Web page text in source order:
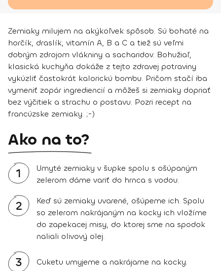
Zemiaky milujem na akýkoľvek spôsob. Sú bohaté na
horčík, draslík, vitamín A, B a C a tiež sú veľmi
dobrým zdrojom vlákniny a sacharidov. Bohužiaľ,
klasická kuchyňa dokáže z tejto zdravej potraviny
vykúzliť častokrát kalorickú bombu. Pričom stačí iba
vymeniť zopár ingrediencií a môžeš si zemiaky dopriať
bez výčitiek a strachu o postavu. Pozri recept na
francúzske zemiaky. ;-)
Ako na to?
1
Umyté zemiaky v šupke spolu s ošúpaným
zelerom dáme variť do hrnca s vodou.
2
Keď sú zemiaky uvarené, ošúpeme ich. Spolu
so zelerom nakrájaným na kocky ich vložíme
do zapekacej misy, do ktorej sme na spodok
naliali olivový olej.
3 Cuketu umyjeme a nakrájame na kocky.